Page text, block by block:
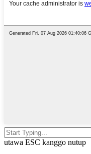
utawa ESC kanggo nutup